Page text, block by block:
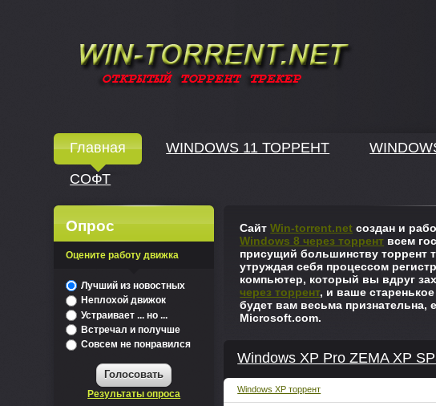
Главная WINDOWS 11 ТОРРЕНТ
СОФТ
СайтWin-torrent.net создан и
Windows 8 через торрент всем
присущий большинству торрент
утруждая себя процессом
компьютер, который вы вдруг
через торрент, и ваше
будет вам весьма
Microsoft.com.
Windows XP Pro ZEMA XP
Windows XP торрент
Опрос
Оцените работу движка
Лучший из новостных
Неплохой движок
Устраивает ... но ...
Встречал и получше
Совсем не понравился
Голосовать
Результаты опроса